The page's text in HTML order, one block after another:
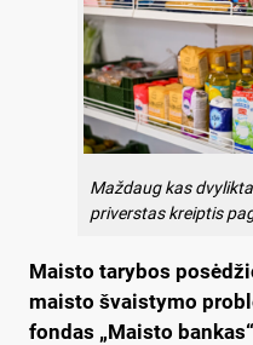
Maždaug kas
priverstas kreiptis
Maisto tarybos
maisto švaistymo
fondas „Maisto